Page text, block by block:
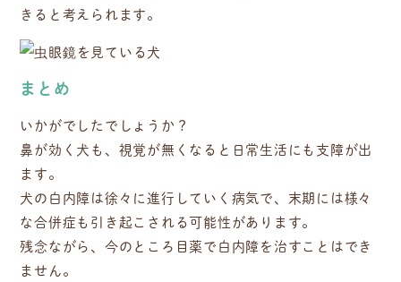
きると考えられます。
まとめ
いかがでしたでしょうか？
鼻が効く犬も、視覚が無くなると日常生活にも支障が出
ます。
犬の白内障は徐々に進行していく病気で、末期には様々
な合併症も引き起こされる可能性があります。
残念ながら、今のところ目薬で白内障を治すことはでき
ません。